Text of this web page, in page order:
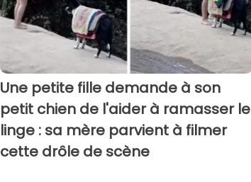
Une petite fille demande à son
petit chien de l'aider à ramasser le
linge : sa mère parvient à filmer
cette drôle de scène